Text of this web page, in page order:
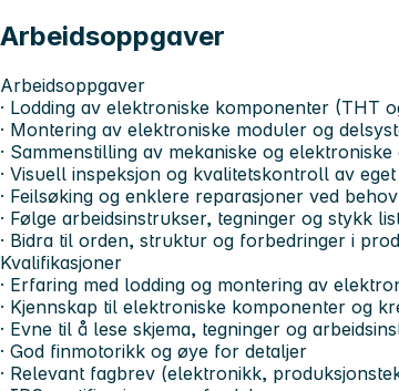
Arbeidsoppgaver
Arbeidsoppgaver
· Lodding av elektroniske komponenter (THT
· Montering av elektroniske moduler og
· Sammenstilling av mekaniske og elektroniske
· Visuell inspeksjon og kvalitetskontroll av
· Feilsøking og enklere reparasjoner ved behov
· Følge arbeidsinstrukser, tegninger og stykk
· Bidra til orden, struktur og forbedringer i
Kvalifikasjoner
· Erfaring med lodding og montering av
· Kjennskap til elektroniske komponenter og
· Evne til å lese skjema, tegninger og
· God finmotorikk og øye for detaljer
· Relevant fagbrev (elektronikk,